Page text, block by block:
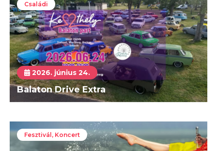
Családi
2026. június 24.
Balaton Drive Extra
Fesztivál, Koncert